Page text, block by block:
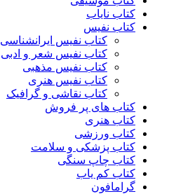
کتاب نایاب
کتاب نفیس
کتاب نفیس ایرانشناسی
کتاب نفیس شعر و ادبی
کتاب نفیس مذهبی
کتاب نفیس هنری
کتاب نقاشی و گرافیک
کتاب های پر فروش
کتاب هنری
کتاب ورزشی
کتاب پزشکی و سلامت
کتاب چاپ سنگی
کتاب کم یاب
گرامافون